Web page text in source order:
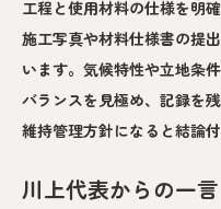
工程と使用材料の仕様を明
施工写真や材料仕様書の提
います。気候特性や立地条
バランスを見極め、記録を
維持管理方針になると結論付
川上代表からの一言